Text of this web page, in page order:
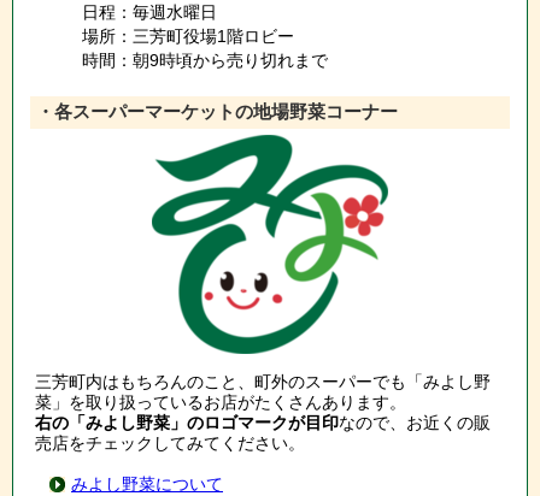
日程：毎週水曜日
場所：三芳町役場1階ロビー
時間：朝9時頃から売り切れまで
・各スーパーマーケットの地場野菜コーナー
三芳町内はもちろんのこと、町外のスーパーでも「みよし野
菜」を取り扱っているお店がたくさんあります。
右の「みよし野菜」のロゴマークが目印なので、お近くの販
売店をチェックしてみてください。
みよし野菜について